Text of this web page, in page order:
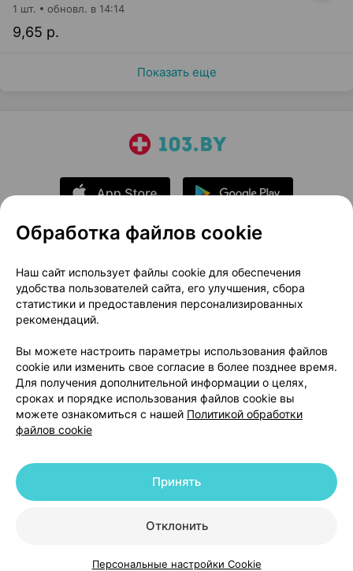
9,65 р.
1 шт. обновл. в 14:14
Показать еще
О проекте
Новости проекта
Размещение рекламы
Медицинский маркетинг
Публичный договор
Доставка
Способы оплаты
Вакансии
Партнеры
Написать руководителю 103.by
Написать в поддержку
Персональные настройки Cookie
© 2026 ООО «Артокс Лаб», УНП 191700409 | 220012, Республика Беларусь,
+375 291212755
Обработка файлов cookie
Наш сайт использует файлы cookie для обеспечения
удобства пользователей сайта, его улучшения, сбора
статистики и предоставления персонализированных
рекомендаций.
Вы можете настроить параметры использования файлов
cookie или изменить свое согласие в более позднее время.
Для получения дополнительной информации о целях,
сроках и порядке использования файлов cookie вы
можете ознакомиться с нашей Политикой обработки
файлов cookie
Отклонить
Принять
Персональные настройки Cookie